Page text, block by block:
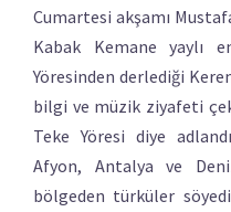
Cumartesi akşamı
Kabak Kemane yaylı
Yöresinden derlediği
bilgi ve müzik ziyafeti
Teke Yöresi diye
Afyon, Antalya ve
bölgeden türküler